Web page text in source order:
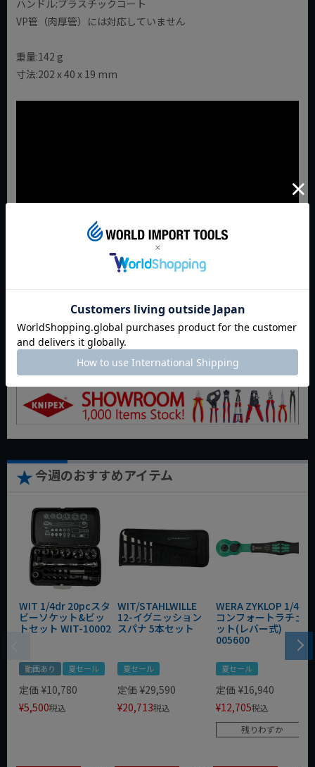
ハンドル:プラスチックコート
VP管（肉厚管）には対応していません
重量:142 g
寸法:202 x 40 x 19 mm
商品についてのお問い合わせ
今週のおすすめアイテム
WIT 1/4dr 20pcスタ
ビーソケット&ビッ
トセット WIT-10002
動画あり 夏セール
定価 ¥10,780
¥5,500税込
WIT/STAHLWILLE
12-イグニッション
スパナ 5本セット
夏セール
定価 ¥29,590
¥20,713税込
WERA ZYKLOP 1/4"
コンフォートラチェ
ット(レバー式)
005600
夏セール
定価 ¥16,940
¥12,705税込
残りわずか